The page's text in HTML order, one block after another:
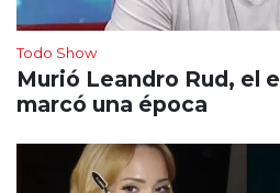
Todo Show
Murió Leandro Rud, el
marcó una época